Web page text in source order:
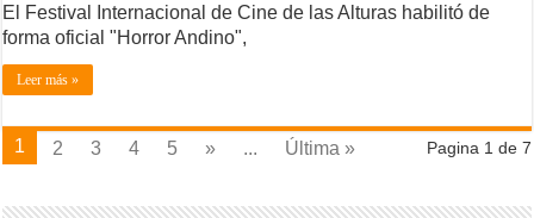
El Festival Internacional de Cine de las Alturas habilitó de
forma oficial "Horror Andino",
Leer más »
Pagina 1 de 7
1 2 3 4 5 » ... Última »